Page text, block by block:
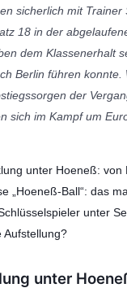
sicherlich mit Trainer
18 in der
dem Klassenerhalt
Berlin führen konnte.
der
sich im Kampf um
unter Hoeneß: von
„Hoeneß-Ball“: das
unter
Aufstellung?
unter